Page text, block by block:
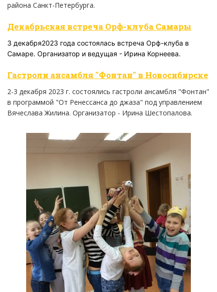
района Санкт-Петербурга.
Декабрьская встреча Орф-клуба Самары
3 декабря2023 года состоялась встреча Орф-клуба в
Самаре. Организатор и ведущая - Ирина Корнеева.
Гастроли ансамбля "Фонтан" в Новосибирске
2-3 декабря 2023 г. состоялись гастроли ансамбля "Фонтан"
в программой "От Ренессанса до джаза" под управлением
Вячеслава Жилина. Организатор - Ирина Шестопалова.